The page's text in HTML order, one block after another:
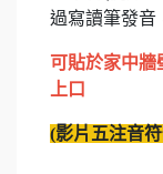
過寫讀筆發音
可貼於家中牆
上口
(影片五注音